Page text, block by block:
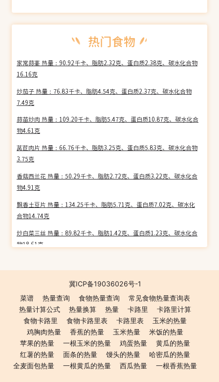
家常蒜薹 热量：90.92千卡、脂肪2.32克、蛋白质2.38克、碳水化合物
16.16克
炒茄子 热量：76.83千卡、脂肪4.54克、蛋白质2.37克、碳水化合物
7.49克
蒜苗炒肉 热量：109.20千卡、脂肪5.47克、蛋白质10.87克、碳水化合
物4.61克
莴苣肉片 热量：66.76千卡、脂肪3.25克、蛋白质5.83克、碳水化合物
3.75克
香菇西兰花 热量：50.29千卡、脂肪2.72克、蛋白质3.22克、碳水化合
物4.91克
飘香土豆片 热量：134.25千卡、脂肪5.71克、蛋白质7.02克、碳水化
合物14.74克
炒白菜三丝 热量：89.82千卡、脂肪1.42克、蛋白质1.23克、碳水化合
物18.61克
5.35克
清炒茄子 热量：53.46千卡、脂肪2.44克、蛋白质1.43克、碳水化合物
7.22克
清炒红苋菜 热量：47.43千卡、脂肪1.33克、蛋白质2.97克、碳水化合
物6.72克
鸡蛋炒苦瓜 热量：105.53千卡、脂肪7.03克、蛋白质7.02克、碳水化
合物3.90克
冀ICP备19036026号-1
菜谱
热量查询 食物热量查询
常见食物热量查询表
热量计算公式
热量换算 热量 卡路里
卡路里计算
食物卡路里
食物卡路里表 卡路里表
玉米的热量
鸡胸肉热量
香蕉的热量 玉米热量
米饭的热量
苹果的热量
一根玉米的热量 鸡蛋热量
黄瓜的热量
红薯的热量
面条的热量 馒头的热量
哈密瓜的热量
全麦面包热量
一根黄瓜的热量 西瓜热量 一根香蕉热量